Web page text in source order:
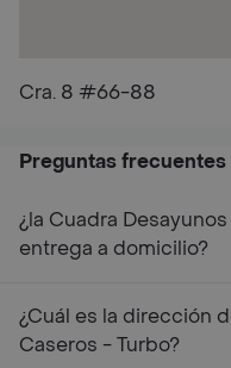
Cra. 8 #66-88
Preguntas frecuentes
¿la Cuadra
entrega a domicilio?
¿Cuál es la dirección
Caseros - Turbo?